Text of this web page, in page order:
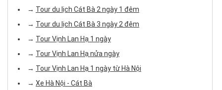
→ ​​ Tour du lịch Cát Bà 2 ngày 1 đêm
→ Tour du lịch Cát Bà 3 ngày 2 đêm
→ Tour Vịnh Lan Hạ 1 ngày
→ Tour Vịnh Lan Hạ nửa ngày
→ Tour Vịnh Lan Hạ 1 ngày từ Hà Nội
→ Xe Hà Nội - Cát Bà